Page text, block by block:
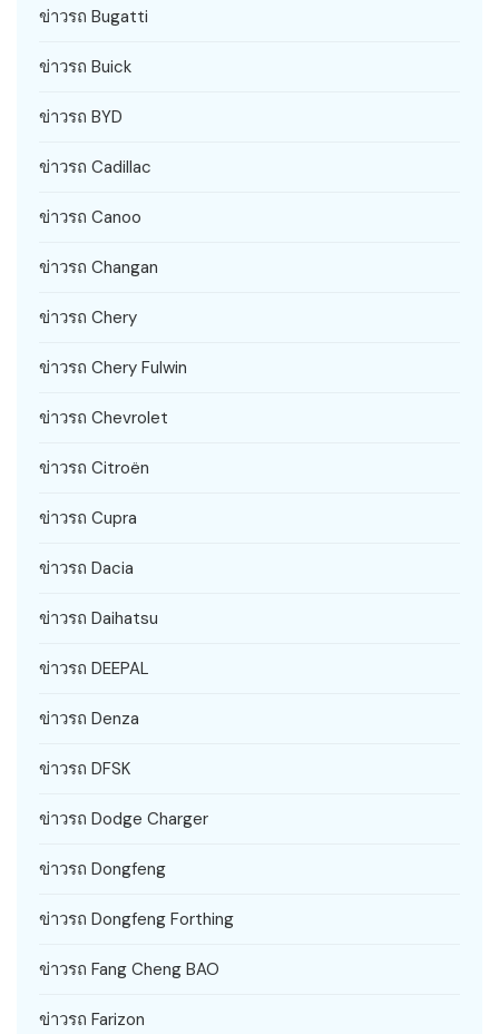
ข่าวรถ Bugatti
ข่าวรถ Buick
ข่าวรถ BYD
ข่าวรถ Cadillac
ข่าวรถ Canoo
ข่าวรถ Changan
ข่าวรถ Chery
ข่าวรถ Chery Fulwin
ข่าวรถ Chevrolet
ข่าวรถ Citroën
ข่าวรถ Cupra
ข่าวรถ Dacia
ข่าวรถ Daihatsu
ข่าวรถ DEEPAL
ข่าวรถ Denza
ข่าวรถ DFSK
ข่าวรถ Dodge Charger
ข่าวรถ Dongfeng
ข่าวรถ Dongfeng Forthing
ข่าวรถ Fang Cheng BAO
ข่าวรถ Farizon